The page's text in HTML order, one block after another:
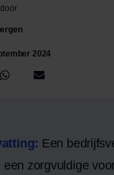
2024
Een
een zorgvuldige